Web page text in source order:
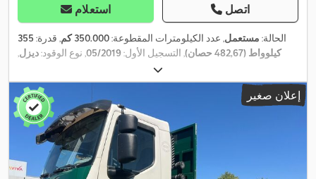
استعلام اتصل
الحالة: مستعمل, عدد الكيلومترات المقطوعة:350.000 كم , قدرة: 355
كيلوواط (482,67 حصان)
, التسجيل الأول:05/2019, نوع الوقود:ديزل,
, تكوين المحور:
لون:أبيض, نوع التروس:تلقائي, فئة الانبعاثات:يورو 6 , الطول الكلي:
10.920 مم
, الارتفاع الكلي:
, طول
, عرض مساحة التحميل:2.480 مم
, ارتفاع
1.000 مم , سنة الصنع:2019, معدات:برنامج الثبات
الإلكتروني (ESP), تكييف الهواء, رافعة, سخان التدفئة أثناء التوقف,
ضاغط, مرشح السخام, نظام الفرامل المانعة للانغلاق (ABS), نظام
الملاحة,
إعلان صغير